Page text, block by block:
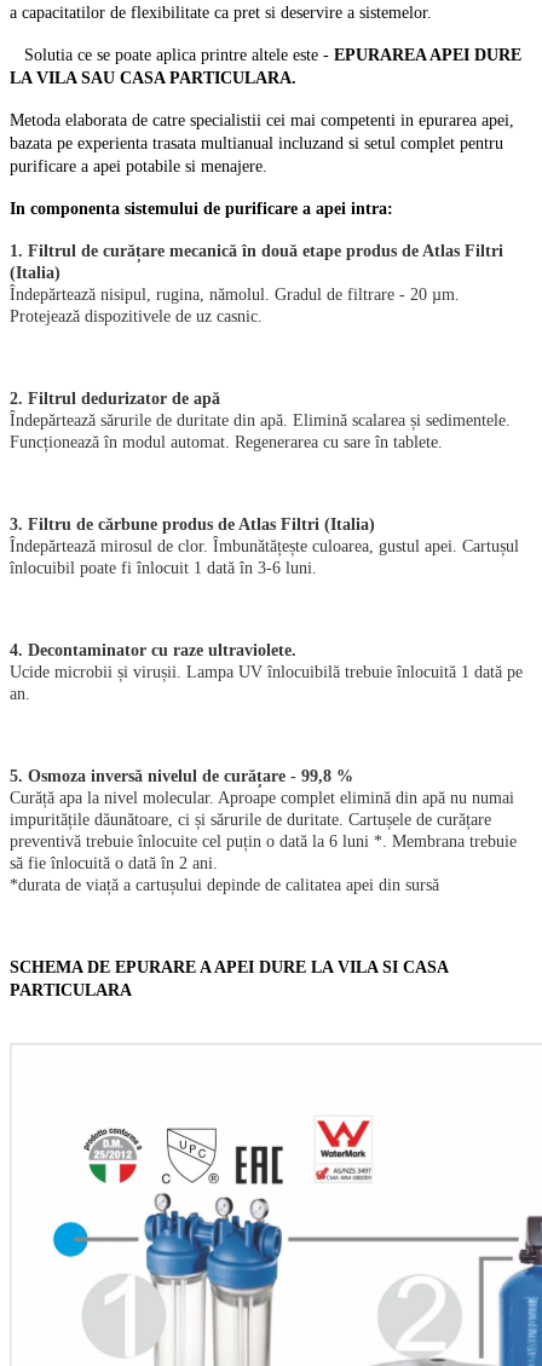
a capacitatilor de flexibilitate ca pret si deservire a sistemelor.
Solutia ce se poate aplica printre altele este - EPURAREA APEI DURE
LA VILA SAU CASA PARTICULARA.
Metoda elaborata de catre specialistii cei mai competenti in epurarea apei,
bazata pe experienta trasata multianual incluzand si setul complet pentru
purificare a apei potabile si menajere.
In componenta sistemului de purificare a apei intra:
1. Filtrul de curățare mecanică în două etape produs de Atlas Filtri
(Italia)
Îndepărtează nisipul, rugina, nămolul. Gradul de filtrare - 20 µm.
Protejează dispozitivele de uz casnic.
2. Filtrul dedurizator de apă
Îndepărtează sărurile de duritate din apă. Elimină scalarea și sedimentele.
Funcționează în modul automat. Regenerarea cu sare în tablete.
3. Filtru de cărbune produs de Atlas Filtri (Italia)
Îndepărtează mirosul de clor. Îmbunătățește culoarea, gustul apei. Cartușul
înlocuibil poate fi înlocuit 1 dată în 3-6 luni.
4. Decontaminator cu raze ultraviolete.
Ucide microbii și virușii. Lampa UV înlocuibilă trebuie înlocuită 1 dată pe
an.
5. Osmoza inversă nivelul de curățare - 99,8 %
Curăță apa la nivel molecular. Aproape complet elimină din apă nu numai
impuritățile dăunătoare, ci și sărurile de duritate. Cartușele de curățare
preventivă trebuie înlocuite cel puțin o dată la 6 luni *. Membrana trebuie
să fie înlocuită o dată în 2 ani.
*durata de viață a cartușului depinde de calitatea apei din sursă
SCHEMA DE EPURARE A APEI DURE LA VILA SI CASA
PARTICULARA